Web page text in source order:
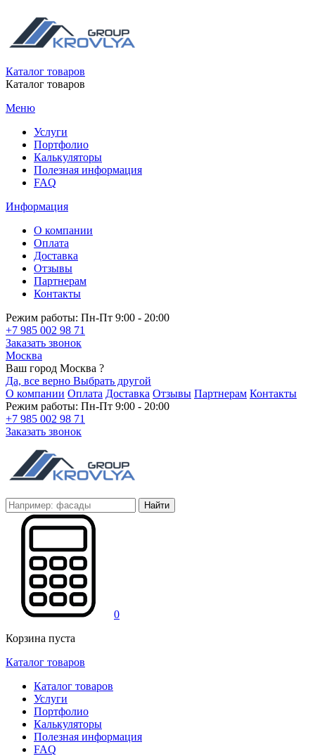
Каталог товаров
Каталог товаров
Меню
Услуги
Портфолио
Калькуляторы
Полезная информация
FAQ
Информация
О компании
Оплата
Доставка
Отзывы
Партнерам
Контакты
Режим работы: Пн-Пт 9:00 - 20:00
+7 985 002 98 71
Заказать звонок
Москва
Ваш город Москва ?
Да, все верно Выбрать другой
О компании Оплата Доставка Отзывы Партнерам Контакты
Режим работы: Пн-Пт 9:00 - 20:00
+7 985 002 98 71
Заказать звонок
Найти
0
Корзина пуста
Каталог товаров
Каталог товаров
Услуги
Портфолио
Калькуляторы
Полезная информация
FAQ